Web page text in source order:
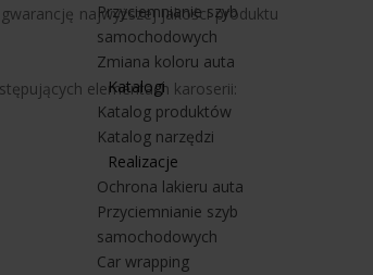
Przyciemnianie szyb
samochodowych
Zmiana koloru auta
Katalogi
Katalog produktów
Katalog narzędzi
Realizacje
Ochrona lakieru auta
Przyciemnianie szyb
samochodowych
Car wrapping
najwyższej jakości produktu
elementach karoserii: